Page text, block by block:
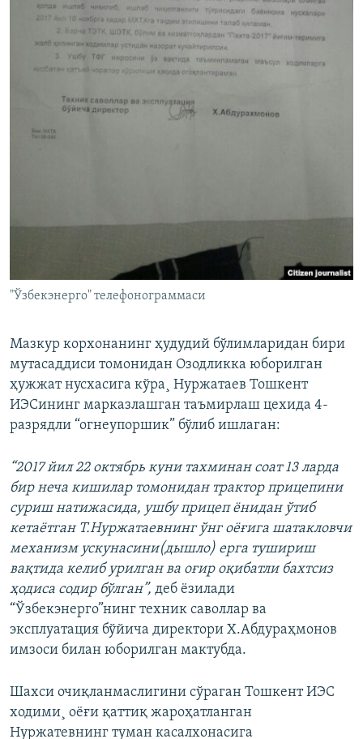
"Ўзбекэнерго" телефонограммаси
Мазкур корхонанинг ҳудудий бўлимларидан бири
мутасаддиси томонидан Озодликка юборилган
ҳужжат нусхасига кўра¸ Нуржатаев Тошкент
ИЭСининг марказлашган таъмирлаш цехида 4-
разрядли “огнеупоршик” бўлиб ишлаган:
“2017 йил 22 октябрь куни тахминан соат 13 ларда
бир неча кишилар томонидан трактор прицепини
суриш натижасида, ушбу прицеп ёнидан ўтиб
кетаётган Т.Нуржатаевнинг ўнг оёғига шатакловчи
механизм ускунасини(дышло) ерга тушириш
вақтида келиб урилган ва оғир оқибатли бахтсиз
ҳодиса содир бўлган”, деб ёзилади
“Ўзбекэнерго”нинг техник саволлар ва
эксплуатация бўйича директори Х.Абдураҳмонов
имзоси билан юборилган мактубда.
Шахси очиқланмаслигини сўраган Тошкент ИЭС
ходими¸ оёғи қаттиқ жароҳатланган
Нуржатевнинг туман касалхонасига